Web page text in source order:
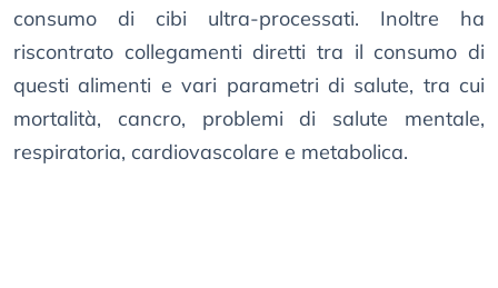
consumo di cibi ultra-processati. Inoltre ha
riscontrato collegamenti diretti tra il consumo di
questi alimenti e vari parametri di salute, tra cui
mortalità, cancro, problemi di salute mentale,
respiratoria, cardiovascolare e metabolica.